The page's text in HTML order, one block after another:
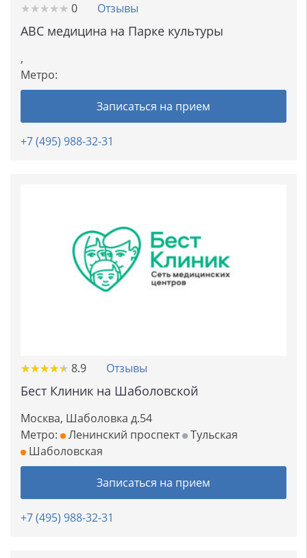
★★★★★
★★★★★ 0 Отзывы
ABC медицина на Парке культуры
,
Метро:
Записаться на прием
+7 (495) 988-32-31
★★★★★
★★★★★ 8.9 Отзывы
Бест Клиник на Шаболовской
Москва, Шаболовка д.54
Метро:
Ленинский проспект
Тульская
Шаболовская
Записаться на прием
+7 (495) 988-32-31